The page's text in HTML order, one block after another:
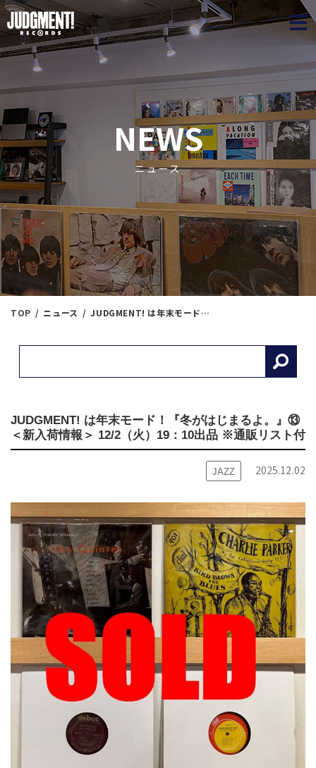
NEWS
ニュース
TOP ニュース JUDGMENT! は年末モード！『冬がはじまるよ。』⑬ ＜新入荷情報＞ 12/2（火）19：10出品 ※通販リスト付
JUDGMENT! は年末モード！『冬がはじまるよ。』⑬
＜新入荷情報＞ 12/2（火）19：10出品 ※通販リスト付
JAZZ 2025.12.02